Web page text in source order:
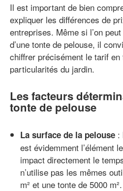
Il est important de bien
expliquer les différences de
entreprises. Même si l’on
d’une tonte de pelouse, il
chiffrer précisément le tarif en
particularités du jardin.
Les facteurs
tonte de pelouse
La surface de la pelouse :
est évidemment l’élément
impact directement le
n’utilise pas les mêmes
m² et une tonte de 5000 m².